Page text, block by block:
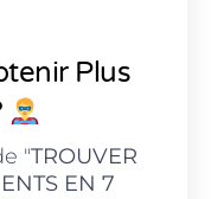
Plus
"TROUVER
EN 7